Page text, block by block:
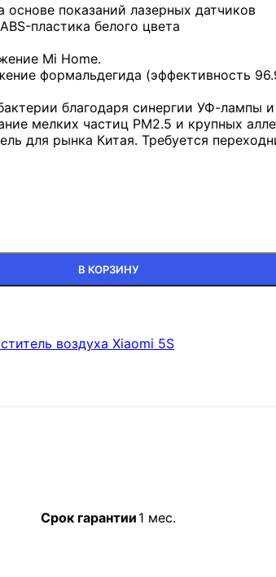
показаний лазерных датчиков
пластика белого цвета
Mi Home.
формальдегида (эффективность
благодаря синергии УФ-лампы
мелких частиц PM2.5 и крупных
для рынка Китая. Требуется
В КОРЗИНУ
воздуха Xiaomi 5S
Срок гарантии 1 мес.